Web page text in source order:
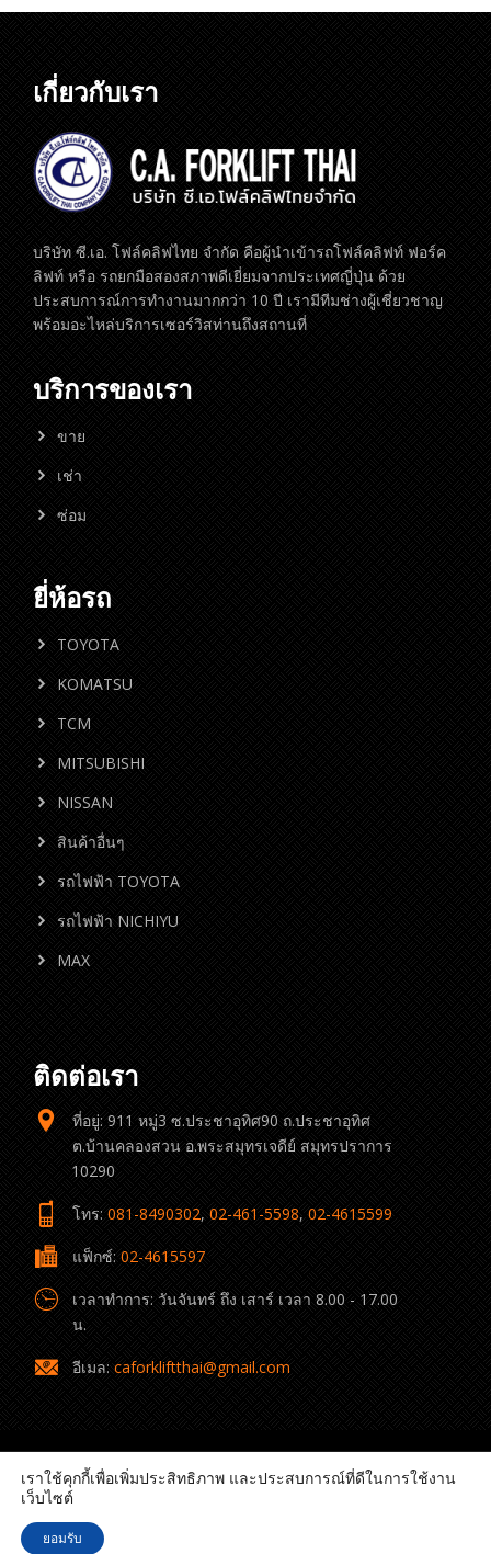
เกี่ยวกับเรา
บริษัท ซี.เอ. โฟล์คลิฟไทย จำกัด คือผู้นำเข้ารถโฟล์คลิฟท์ ฟอร์ค
ลิฟท์ หรือ รถยกมือสองสภาพดีเยี่ยมจากประเทศญี่ปุ่น ด้วย
ประสบการณ์การทำงานมากกว่า 10 ปี เรามีทีมช่างผู้เชี่ยวชาญ
พร้อมอะไหล่บริการเซอร์วิสท่านถึงสถานที่
บริการของเรา
ขาย
เช่า
ซ่อม
ยี่ห้อรถ
TOYOTA
KOMATSU
TCM
MITSUBISHI
NISSAN
สินค้าอื่นๆ
รถไฟฟ้า TOYOTA
รถไฟฟ้า NICHIYU
MAX
ติดต่อเรา
ที่อยู่: 911 หมู่3 ซ.ประชาอุทิศ90 ถ.ประชาอุทิศ
ต.บ้านคลองสวน อ.พระสมุทรเจดีย์ สมุทรปราการ
10290
โทร: 081-8490302, 02-461-5598, 02-4615599
แฟ็กซ์: 02-4615597
เวลาทำการ: วันจันทร์ ถึง เสาร์ เวลา 8.00 - 17.00
น.
อีเมล: caforkliftthai@gmail.com
เราใช้คุกกี้เพื่อเพิ่มประสิทธิภาพ และประสบการณ์ที่ดีในการใช้งาน
เว็บไซต์
ยอมรับ